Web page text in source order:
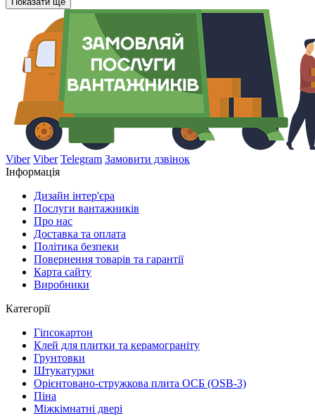
Viber Viber Telegram Замовити дзвінок
Інформація
Дизайн інтер'єра
Послуги вантажників
Про нас
Доставка та оплата
Політика безпеки
Повернення товарів та гарантії
Карта сайту
Виробники
Категорії
Гіпсокартон
Клей для плитки та керамограніту
Грунтовки
Штукатурки
Орієнтовано-стружкова плита ОСБ (OSB-3)
Піна
Міжкімнатні двері